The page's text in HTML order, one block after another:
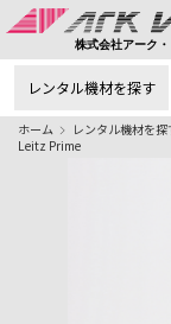
株式会社アーク
レンタル機材を探す
ホーム レンタル機材を探
Leitz Prime